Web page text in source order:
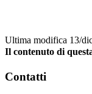
Ultima modifica 13/
Il contenuto di
Contatti